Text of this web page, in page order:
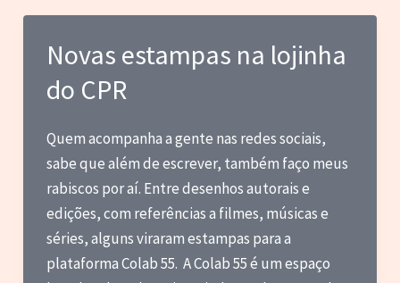
Kamen
agitando
oficialmente
Brasil
Novas estampas na lojinha
do CPR
Quem acompanha a gente nas redes sociais,
sabe que além de escrever, também faço meus
rabiscos por aí. Entre desenhos autorais e
edições, com referências a filmes, músicas e
séries, alguns viraram estampas para a
plataforma Colab 55. A Colab 55 é um espaço